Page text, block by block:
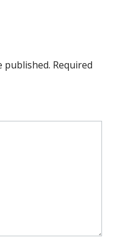
published. Required